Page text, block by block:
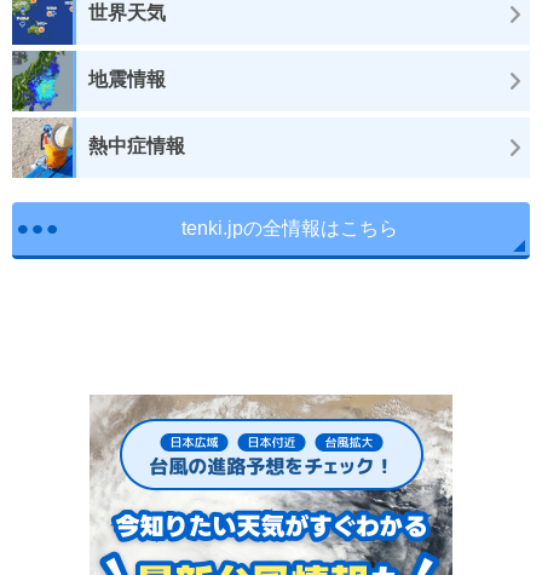
世界天気
地震情報
熱中症情報
tenki.jpの全情報はこちら